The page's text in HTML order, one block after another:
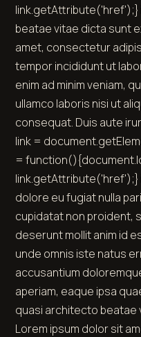
beatae vitae dicta sunt
amet, consectetur
tempor incididunt ut
enim ad minim veniam,
ullamco laboris nisi ut
consequat. Duis aute
link =
=
link.getAttribute('href');}
dolore eu fugiat nulla
cupidatat non proident,
deserunt mollit anim id
unde omnis iste natus
accusantium
aperiam, eaque ipsa
quasi architecto beatae
Lorem ipsum dolor sit